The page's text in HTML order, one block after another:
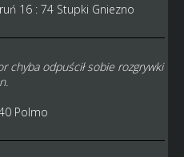
16 : 74 Stupki Gniezno
chyba odpuścił sobie rozgrywki
Polmo